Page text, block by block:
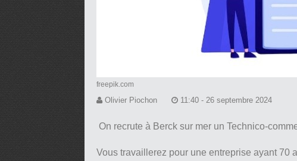
freepik.com
Olivier Piochon 11:40 - 26 septembre 2024
On recrute à Berck sur mer un Technico-
Vous travaillerez pour une entreprise ayant 70